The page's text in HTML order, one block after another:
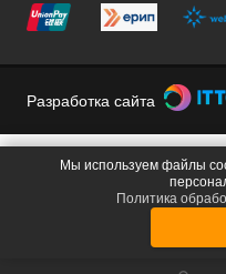
Разработка сайта
Мы используем файлы
Политика